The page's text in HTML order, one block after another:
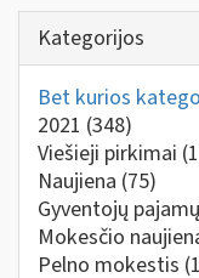
Kategorijos
Bet kurios
2021 (348)
Viešieji pirkimai
Naujiena (75)
Gyventojų
Mokesčio
Pelno mokestis